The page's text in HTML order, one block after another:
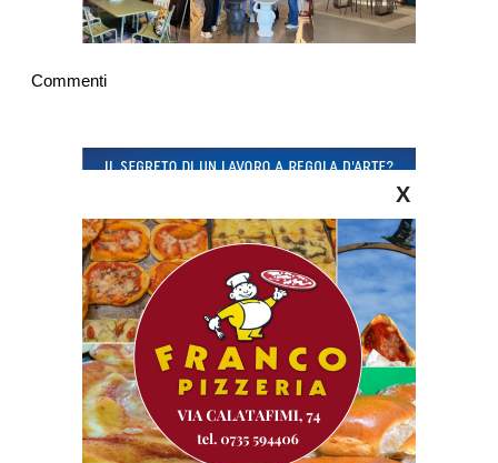
Commenti
X